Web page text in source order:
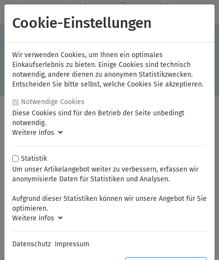
✓Jeden Monat starke Aktionen ✓Über 20 Qualitätsmarken ✓
Kostenlose Lieferung im Inland ab 150,00 Euro Bruttowarenwert
Einkaufserlebnis. Dabei werden beispielsweise die Session-
Informationen oder die Spracheinstellung auf Ihrem Rechner
gespeichert. Ohne Cookies ist der Funktionsumfang des
Online-Shops eingeschränkt. Sind Sie damit nicht
einverstanden, klicken Sie bitte hier.
Sommerferien
Sehr geehrte Kunden,
Cookie-Einstellungen
Wir verwenden Cookies, um Ihnen ein optimales
Einkaufserlebnis zu bieten. Einige Cookies sind technisch
notwendig, andere dienen zu anonymen Statistikzwecken.
Entscheiden Sie bitte selbst, welche Cookies Sie akzeptieren.
Notwendige Cookies
Diese Cookies sind für den Betrieb der Seite unbedingt
notwendig.
Weitere Infos
Statistik
Um unser Artikelangebot weiter zu verbessern, erfassen wir
anonymisierte Daten für Statistiken und Analysen.
Aufgrund dieser Statistiken können wir unsere Angebot für Sie
optimieren.
Weitere Infos
Datenschutz Impressum